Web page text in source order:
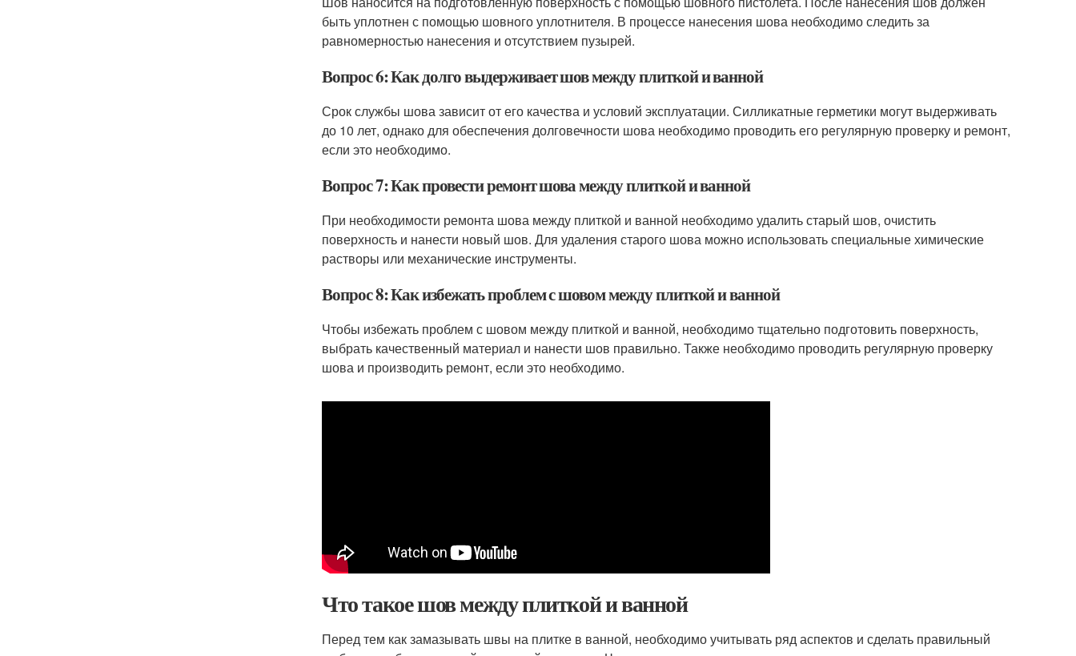
быть уплотнен с помощью шовного уплотнителя. В процессе нанесения шова необходимо следить за
равномерностью нанесения и отсутствием пузырей.
Вопрос 6: Как долго выдерживает шов между плиткой и ванной
Срок службы шова зависит от его качества и условий эксплуатации. Силликатные герметики могут выдерживать
до 10 лет, однако для обеспечения долговечности шова необходимо проводить его регулярную проверку и ремонт,
если это необходимо.
Вопрос 7: Как провести ремонт шова между плиткой и ванной
При необходимости ремонта шова между плиткой и ванной необходимо удалить старый шов, очистить
поверхность и нанести новый шов. Для удаления старого шова можно использовать специальные химические
растворы или механические инструменты.
Вопрос 8: Как избежать проблем с шовом между плиткой и ванной
Чтобы избежать проблем с шовом между плиткой и ванной, необходимо тщательно подготовить поверхность,
выбрать качественный материал и нанести шов правильно. Также необходимо проводить регулярную проверку
шова и производить ремонт, если это необходимо.
Что такое шов между плиткой и ванной
Перед тем как замазывать швы на плитке в ванной, необходимо учитывать ряд аспектов и сделать правильный